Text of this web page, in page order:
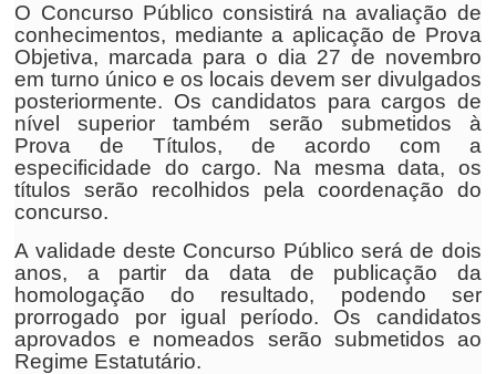
O Concurso Público consistirá na avaliação de
conhecimentos, mediante a aplicação de Prova
Objetiva, marcada para o dia 27 de novembro
em turno único e os locais devem ser divulgados
posteriormente. Os candidatos para cargos de
nível superior também serão submetidos à
Prova de Títulos, de acordo com a
especificidade do cargo. Na mesma data, os
títulos serão recolhidos pela coordenação do
concurso.
A validade deste Concurso Público será de dois
anos, a partir da data de publicação da
homologação do resultado, podendo ser
prorrogado por igual período. Os candidatos
aprovados e nomeados serão submetidos ao
Regime Estatutário.